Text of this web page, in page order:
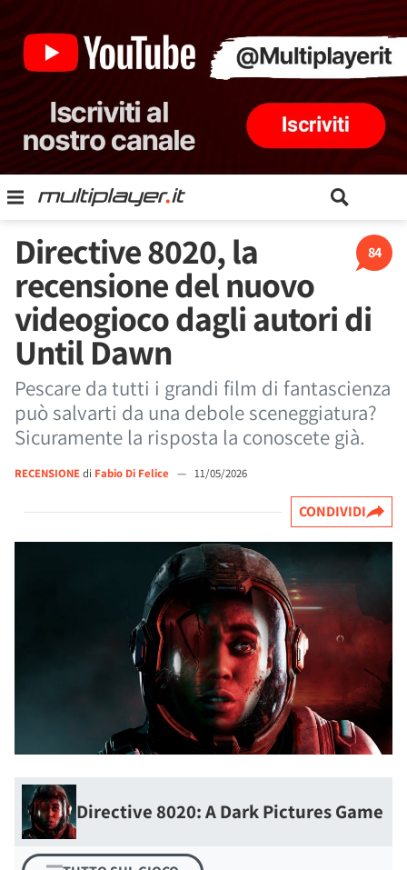
84
Directive 8020, la
recensione del nuovo
videogioco dagli autori di
Until Dawn
Pescare da tutti i grandi film di fantascienza
può salvarti da una debole sceneggiatura?
Sicuramente la risposta la conoscete già.
RECENSIONEdi Fabio Di Felice — 11/05/2026
CONDIVIDI
Directive 8020: A Dark Pictures Game